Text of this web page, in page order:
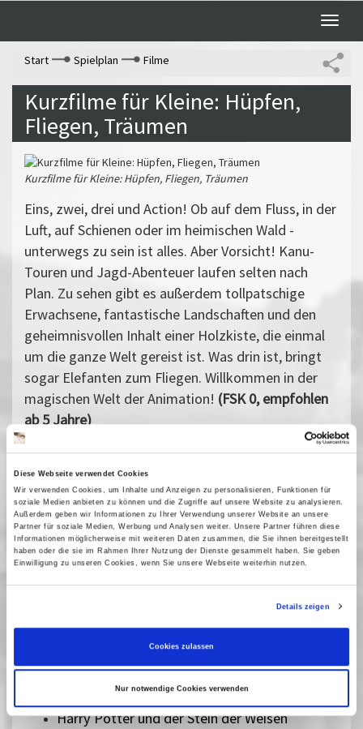
Diese Webseite verwendet Cookies
Wir verwenden Cookies, um Inhalte und Anzeigen zu personalisieren, Funktionen für
soziale Medien anbieten zu können und die Zugriffe auf unsere Website zu analysieren.
Außerdem geben wir Informationen zu Ihrer Verwendung unserer Website an unsere
Partner für soziale Medien, Werbung und Analysen weiter. Unsere Partner führen diese
Informationen möglicherweise mit weiteren Daten zusammen, die Sie ihnen bereitgestellt
haben oder die sie im Rahmen Ihrer Nutzung der Dienste gesammelt haben. Sie geben
Einwilligung zu unseren Cookies, wenn Sie unsere Webseite weiterhin nutzen.
Details zeigen
Cookies zulassen
Nur notwendige Cookies verwenden
Toggle
Start
Spielplan Filme
Kurzfilme für Kleine: Hüpfen,
Fliegen, Träumen
Kurzfilme für Kleine: Hüpfen, Fliegen, Träumen
Eins, zwei, drei und Action! Ob auf dem Fluss, in der
Luft, auf Schienen oder im heimischen Wald -
unterwegs zu sein ist alles. Aber Vorsicht! Kanu-
Touren und Jagd-Abenteuer laufen selten nach
Plan. Zu sehen gibt es außerdem tollpatschige
Erwachsene, fantastische Landschaften und den
geheimnisvollen Inhalt einer Holzkiste, die einmal
um die ganze Welt gereist ist. Was drin ist, bringt
sogar Elefanten zum Fliegen. Willkommen in der
magischen Welt der Animation! (FSK 0, empfohlen
ab 5 Jahre)
Vergangene Vorstellungen
25 Januar 2025| 15:00
26 Januar 2025| 15:00
Kinderfilme
Neben Filmen für die Jüngsten werden Kurzfilmprogramme,
gezeigt.
Drei Haselnüsse für Aschenbrödel
Die Weihnachtsgans Auguste
Harry Potter und der Stein der Weisen